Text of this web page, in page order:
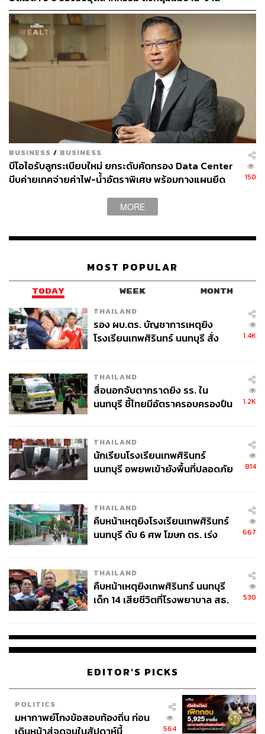
153
ABOUT THE AUTHOR
THE STANDARD TEAM
กองบรรณาธิการ THE STANDARD
อิสระเข้าสู่ระบบประกันสังคม
BUSINESS / BUSINESS
บีโอไอรับลูกระเบียบใหม่ ยกระดับคัดกรอง Data Center
บีบค่ายเทคจ่ายค่าไฟ-น้ำอัตราพิเศษ พร้อมกางแผนยึด
150
MORE
MOST POPULAR
TODAY WEEK MONTH
THAILAND
รอง ผบ.ตร. บัญชาการเหตุยิง
โรงเรียนเทพศิรินทร์ นนทบุรี สั่ง
1.4K
THAILAND
สื่อนอกจับตากราดยิง รร. ใน
นนทบุรี ชี้ไทยมีอัตราครอบครองปืน
1.2K
THAILAND
นักเรียนโรงเรียนเทพศิรินทร์
นนทบุรี อพยพเข้ายังพื้นที่ปลอดภัย
814
THAILAND
คืบหน้าเหตุยิงโรงเรียนเทพศิรินทร์
นนทบุรี ดับ 6 ศพ โฆษก ตร. เร่ง
667
THAILAND
คืบหน้าเหตุยิงเทพศิรินทร์ นนทบุรี
เด็ก 14 เสียชีวิตที่โรงพยาบาล สธ.
530
EDITOR'S PICKS
POLITICS
มหากาพย์โกงข้อสอบท้องถิ่น ก่อน
564